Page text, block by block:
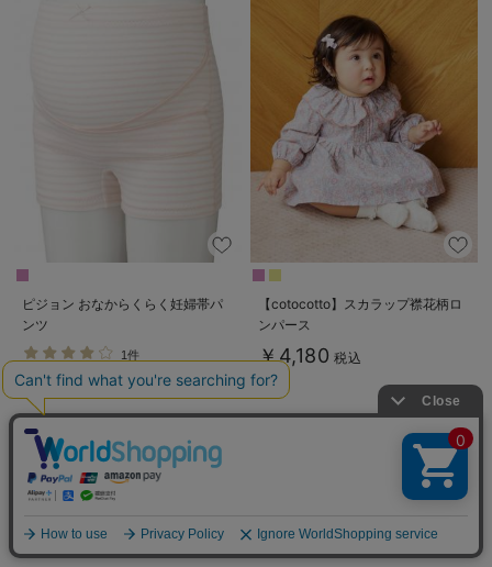
ピジョン おなからくらく妊婦帯パ
ンツ
1件
￥2,530税込
【cotocotto】スカラップ襟花柄ロ
ンパース
￥4,180 税込